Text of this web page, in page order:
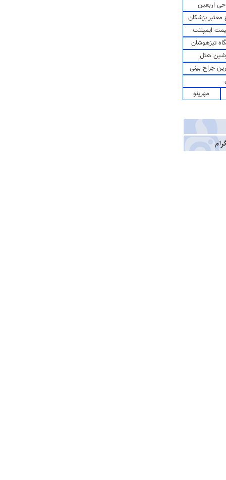
اربعین
پزشکان
ایمپلنت
تیزهوشان
هتل
جراح بینی
مهرینو